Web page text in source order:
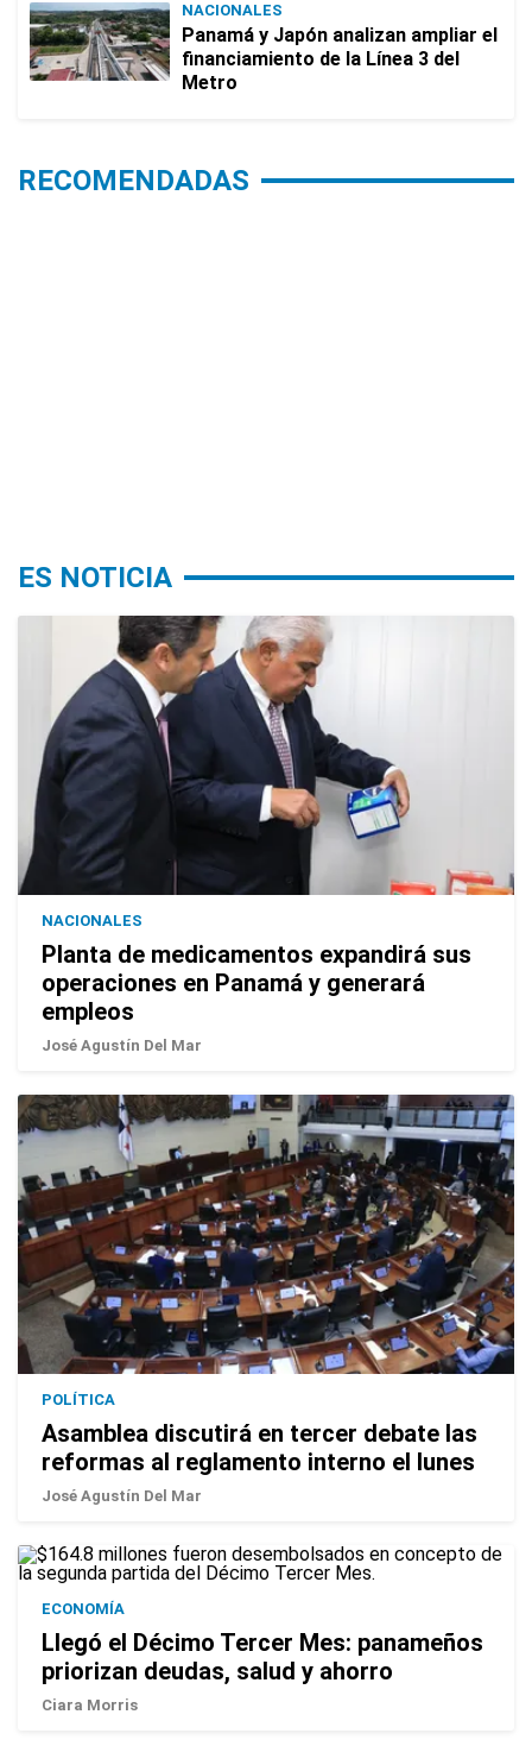
NACIONALES
Panamá y Japón analizan ampliar el
financiamiento de la Línea 3 del
Metro
RECOMENDADAS
ES NOTICIA
NACIONALES
Planta de medicamentos expandirá sus
operaciones en Panamá y generará
empleos
José Agustín Del Mar
POLÍTICA
Asamblea discutirá en tercer debate las
reformas al reglamento interno el lunes
José Agustín Del Mar
ECONOMÍA
Llegó el Décimo Tercer Mes: panameños
priorizan deudas, salud y ahorro
Ciara Morris